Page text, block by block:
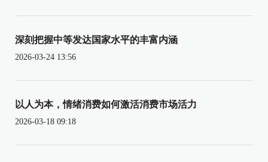
深刻把握中等发达国家水平的丰富内涵
2026-03-24 13:56
以人为本，情绪消费如何激活消费市场活力
2026-03-18 09:18